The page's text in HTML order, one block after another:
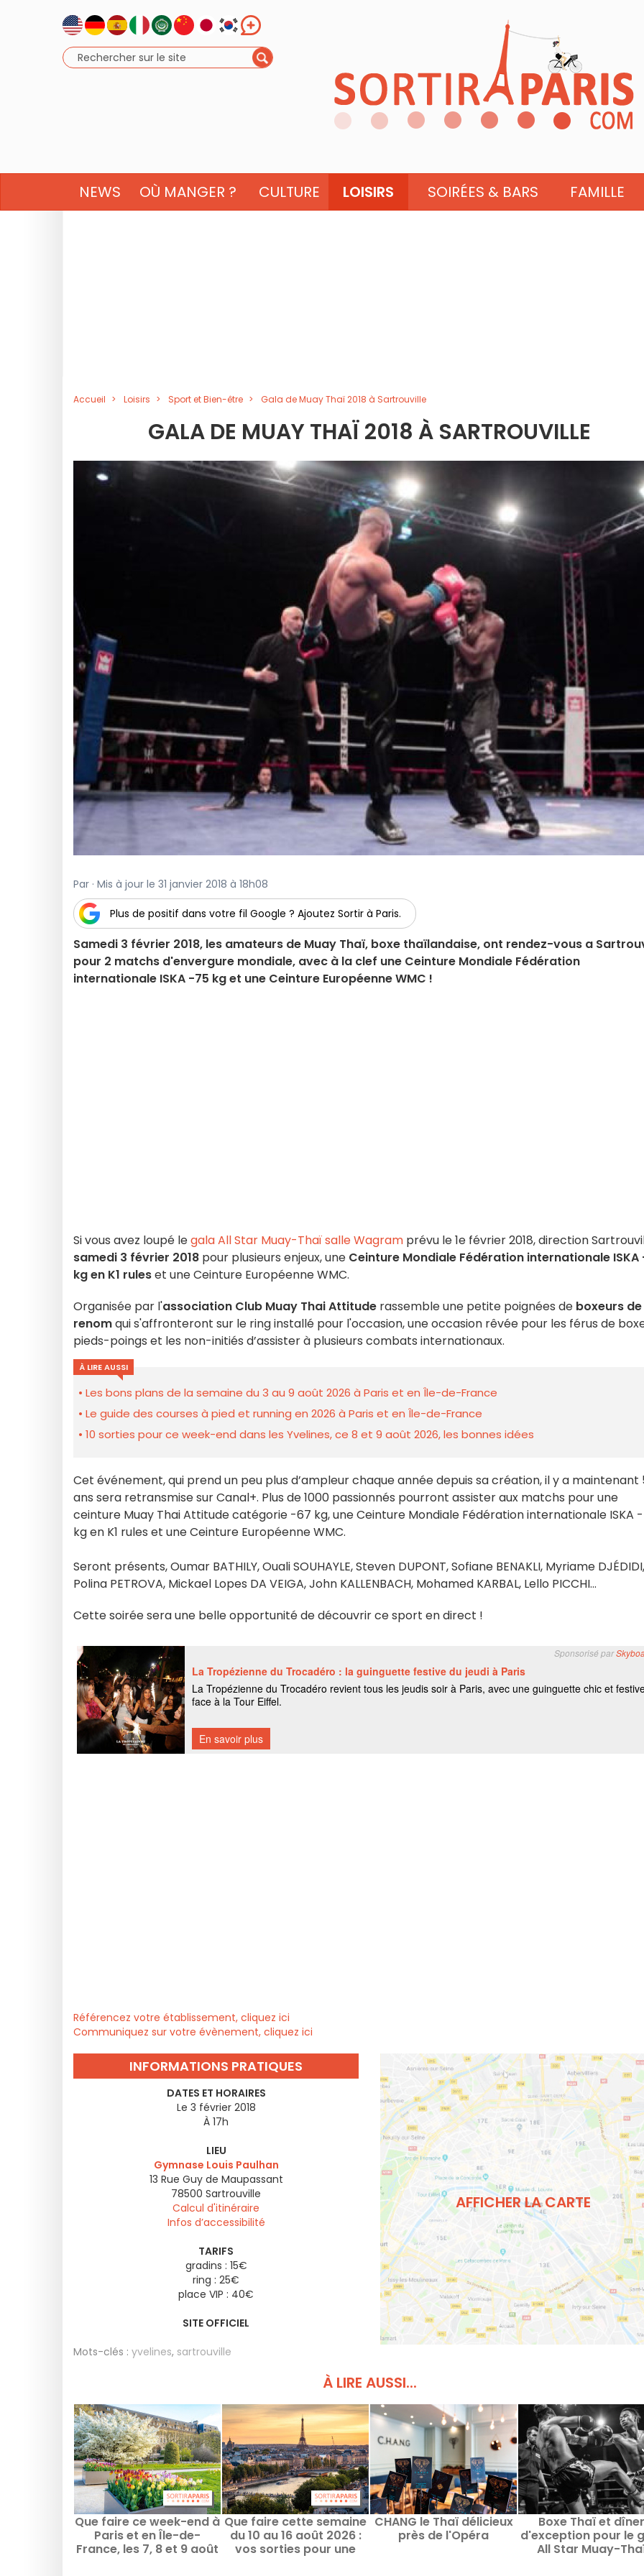
NEWS OÙ MANGER ? CULTURE LOISIRS SOIRÉES & BARS FAMILLE
Accueil Loisirs Sport et Bien-être Gala de Muay Thaï 2018 à Sartrouville
GALA DE MUAY THAÏ 2018 À SARTROUVILLE
Par · Mis à jour le 31 janvier 2018 à 18h08
Plus de positif dans votre fil Google ? Ajoutez Sortir à Paris.
Samedi 3 février 2018, les amateurs de Muay Thaï, boxe thaïlandaise, ont rendez-vous a
pour 2 matchs d'envergure mondiale, avec à la clef une Ceinture Mondiale Fédération
internationale ISKA -75 kg et une Ceinture Européenne WMC !
Si vous avez loupé legala All Star Muay-Thaï salle Wagram prévu le 1e février 2018, direction
samedi 3 février 2018 pour plusieurs enjeux, une Ceinture Mondiale Fédération internationale ISKA
kg en K1 ruleset une Ceinture Européenne WMC.
Organisée par l'association Club Muay Thai Attitude rassemble une petite poignées de boxeurs de
renomqui s'affronteront sur le ring installé pour l'occasion, une occasion rêvée pour les férus de
pieds-poings et les non-initiés d’assister à plusieurs combats internationaux.
À LIRE AUSSI
Les bons plans de la semaine du 3 au 9 août 2026 à Paris et en Île-de-France
Le guide des courses à pied et running en 2026 à Paris et en Île-de-France
10 sorties pour ce week-end dans les Yvelines, ce 8 et 9 août 2026, les bonnes idées
Cet événement, qui prend un peu plus d’ampleur chaque année depuis sa création, il y a maintenant
ans sera retransmise sur Canal+. Plus de 1000 passionnés pourront assister aux matchs pour une
ceinture Muay Thai Attitude catégorie -67 kg, une Ceinture Mondiale Fédération internationale ISKA
kg en K1 rules et une Ceinture Européenne WMC.
Seront présents, Oumar BATHILY, Ouali SOUHAYLE, Steven DUPONT, Sofiane BENAKLI, Myriame DJÉDIDI,
Polina PETROVA, Mickael Lopes DA VEIGA, John KALLENBACH, Mohamed KARBAL, Lello PICCHI...
Cette soirée sera une belle opportunité de découvrir ce sport en direct !
Référencez votre établissement, cliquez ici
Communiquez sur votre évènement, cliquez ici
INFORMATIONS PRATIQUES
DATES ET HORAIRES
Le 3 février 2018
À 17h
LIEU
Gymnase Louis Paulhan
13 Rue Guy de Maupassant
78500 Sartrouville
Calcul d'itinéraire
Infos d’accessibilité
TARIFS
gradins : 15€
ring : 25€
place VIP : 40€
SITE OFFICIEL
AFFICHER LA CARTE
Mots-clés : yvelines, sartrouville
À LIRE AUSSI...
Que faire ce week-end à
Paris et en Île-de-
France, les 7, 8 et 9 août
Que faire cette semaine
du 10 au 16 août 2026 :
vos sorties pour une
CHANG le Thaï délicieux
près de l'Opéra
Boxe Thaï et dîner
d'exception pour le
All Star Muay-